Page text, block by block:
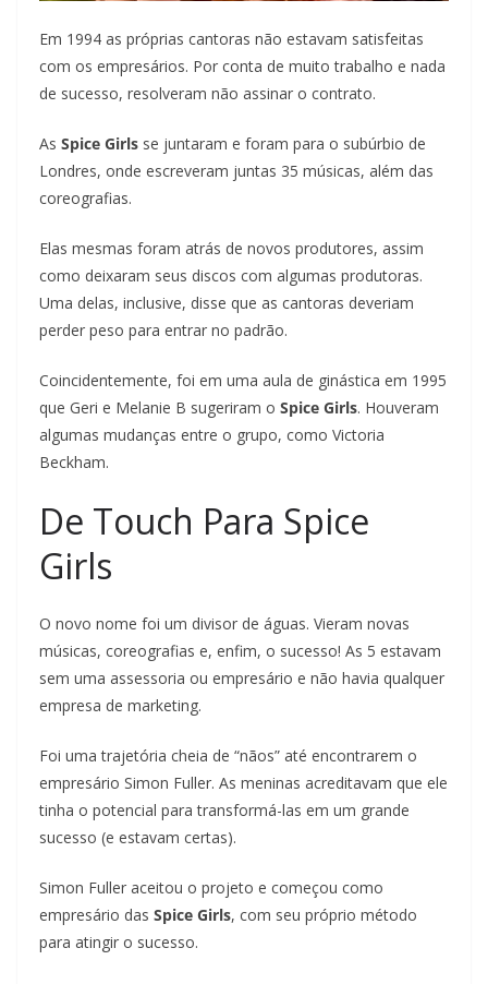
Em 1994 as próprias cantoras não estavam satisfeitas
com os empresários. Por conta de muito trabalho e nada
de sucesso, resolveram não assinar o contrato.
As Spice Girls se juntaram e foram para o subúrbio de
Londres, onde escreveram juntas 35 músicas, além das
coreografias.
Elas mesmas foram atrás de novos produtores, assim
como deixaram seus discos com algumas produtoras.
Uma delas, inclusive, disse que as cantoras deveriam
perder peso para entrar no padrão.
Coincidentemente, foi em uma aula de ginástica em 1995
que Geri e Melanie B sugeriram o Spice Girls. Houveram
algumas mudanças entre o grupo, como Victoria
Beckham.
De Touch Para Spice
Girls
O novo nome foi um divisor de águas. Vieram novas
músicas, coreografias e, enfim, o sucesso! As 5 estavam
sem uma assessoria ou empresário e não havia qualquer
empresa de marketing.
Foi uma trajetória cheia de “nãos” até encontrarem o
empresário Simon Fuller. As meninas acreditavam que ele
tinha o potencial para transformá-las em um grande
sucesso (e estavam certas).
Simon Fuller aceitou o projeto e começou como
empresário das Spice Girls, com seu próprio método
para atingir o sucesso.